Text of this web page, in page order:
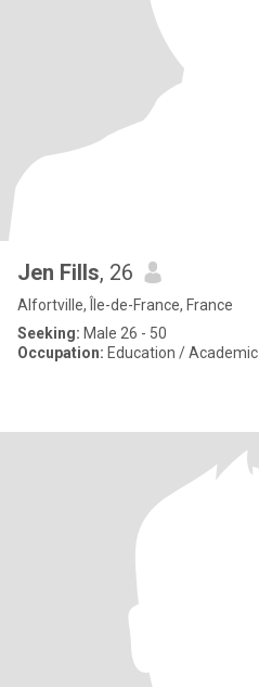
Jen Fills, 26
Alfortville, Île-de-France, France
Seeking: Male 26 - 50
Occupation: Education / Academic